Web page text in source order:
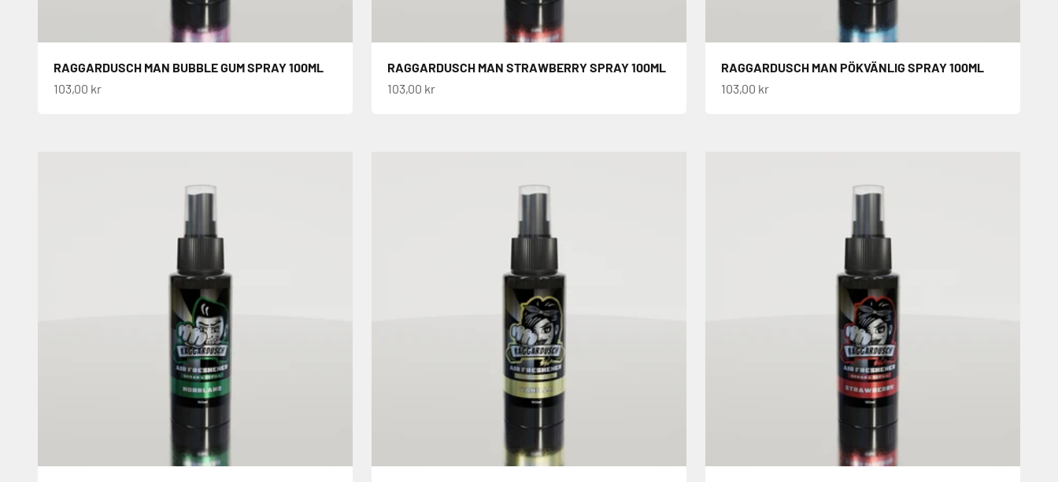
RAGGARDUSCH MAN BUBBLE GUM SPRAY 100ML
REA-pris
103,00 kr
RAGGARDUSCH MAN STRAWBERRY SPRAY 100ML
REA-pris
103,00 kr
RAGGARDUSCH MAN PÖKVÄNLIG SPRAY 100ML
REA-pris
103,00 kr